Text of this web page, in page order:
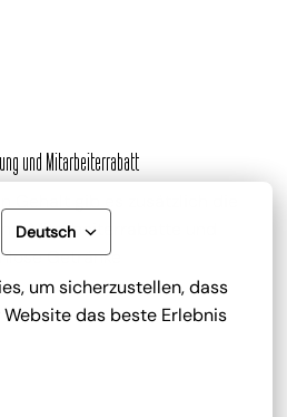
Deutsch
um sicherzustellen, dass
das beste Erlebnis
und Mitarbeiterrabatt
Mitarbeiterrabatte und
Getränke